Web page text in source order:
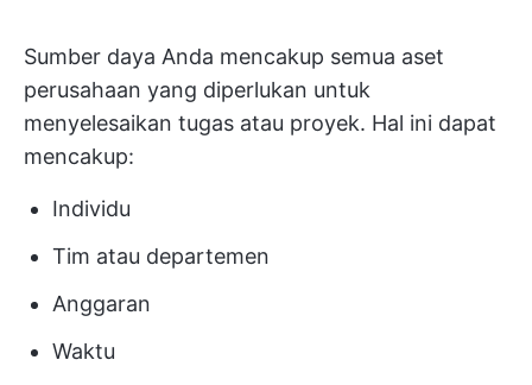
Sumber daya Anda mencakup semua aset
perusahaan yang diperlukan untuk
menyelesaikan tugas atau proyek. Hal ini dapat
mencakup:
Individu
Tim atau departemen
Anggaran
Waktu